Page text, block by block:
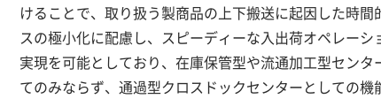
けることで、取り扱う製商品の上下搬送に起因した時間
スの極小化に配慮し、スピーディーな入出荷オペレーシ
実現を可能としており、在庫保管型や流通加工型センタ
てのみならず、通過型クロスドックセンターとしての機